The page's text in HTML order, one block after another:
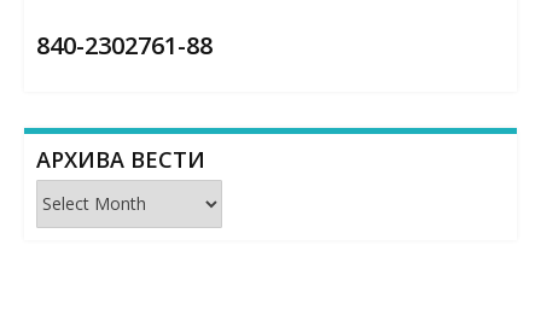
840-2302761-88
АРХИВА ВЕСТИ
Архива
вести